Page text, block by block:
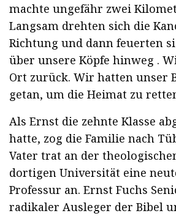
machte ungefähr zwei
Langsam drehten sich die
Richtung und dann feuerten
über unsere Köpfe hinweg .
Ort zurück. Wir hatten unser
getan, um die Heimat zu
Als Ernst die zehnte Klasse
hatte, zog die Familie nach
Vater trat an der
dortigen Universität eine
Professur an. Ernst Fuchs
radikaler Ausleger der Bibel